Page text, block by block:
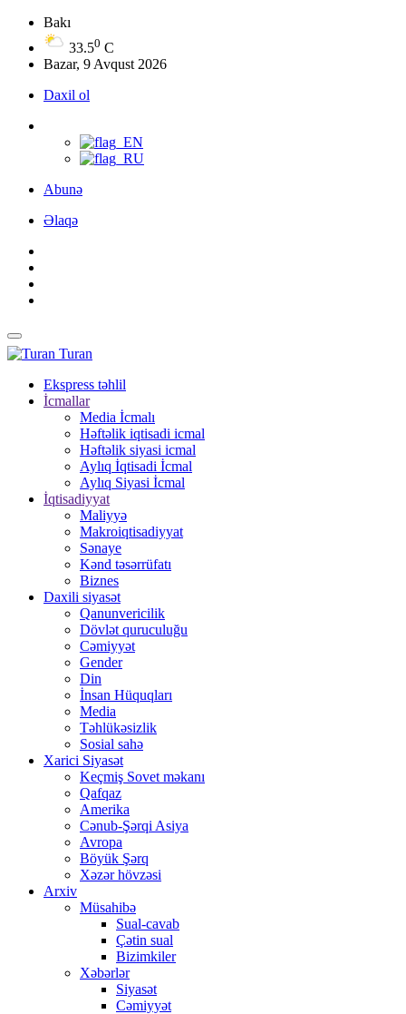
Bakı
33.50 C
Bazar, 9 Avqust 2026
Daxil ol
Abunə
Əlaqə
Turan
Ekspress təhlil
İcmallar
Media İcmalı
Həftəlik iqtisadi icmal
Həftəlik siyasi icmal
Aylıq İqtisadi İcmal
Aylıq Siyasi İcmal
İqtisadiyyat
Maliyyə
Makroiqtisadiyyat
Sənaye
Kənd təsərrüfatı
Biznes
Daxili siyasət
Qanunvericilik
Dövlət quruculuğu
Cəmiyyət
Gender
Din
İnsan Hüquqları
Media
Təhlükəsizlik
Sosial sahə
Xarici Siyasət
Keçmiş Sovet məkanı
Qafqaz
Amerika
Cənub-Şərqi Asiya
Avropa
Böyük Şərq
Xəzər hövzəsi
Arxiv
Müsahibə
Sual-cavab
Çətin sual
Bizimkiler
Xəbərlər
Siyasət
Cəmiyyət